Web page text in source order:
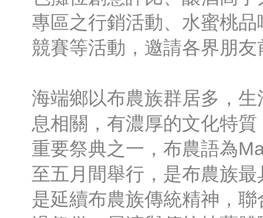
專區之行銷活動、水蜜桃
競賽等活動，邀請各界朋
海端鄉以布農族群居多，
息相關，有濃厚的文化特
重要祭典之一，布農語為
至五月間舉行，是布農族
是延續布農族傳統精神，